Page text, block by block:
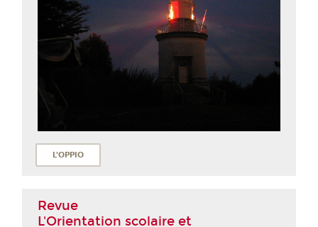
L'OPPIO
Revue
L'Orientation scolaire et